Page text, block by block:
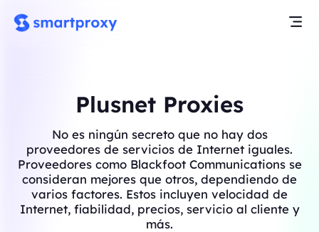
Plusnet Proxies
No es ningún secreto que no hay dos
proveedores de servicios de Internet iguales.
Proveedores como Blackfoot Communications se
consideran mejores que otros, dependiendo de
varios factores. Estos incluyen velocidad de
Internet, fiabilidad, precios, servicio al cliente y
más.